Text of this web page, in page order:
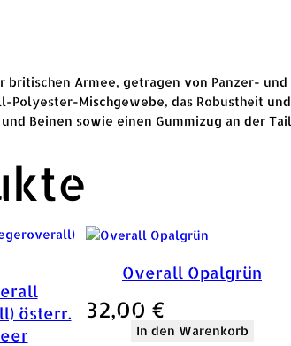
Armee, getragen von Panzer-
Polyester-Mischgewebe, das Robustheit
Beinen sowie einen Gummizug an der
österr.
Overall Opalgrün
32,00 €
In den Warenkorb